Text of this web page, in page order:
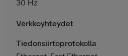
30 Hz
Verkkoyhteydet
Tiedonsiirtoprotokolla